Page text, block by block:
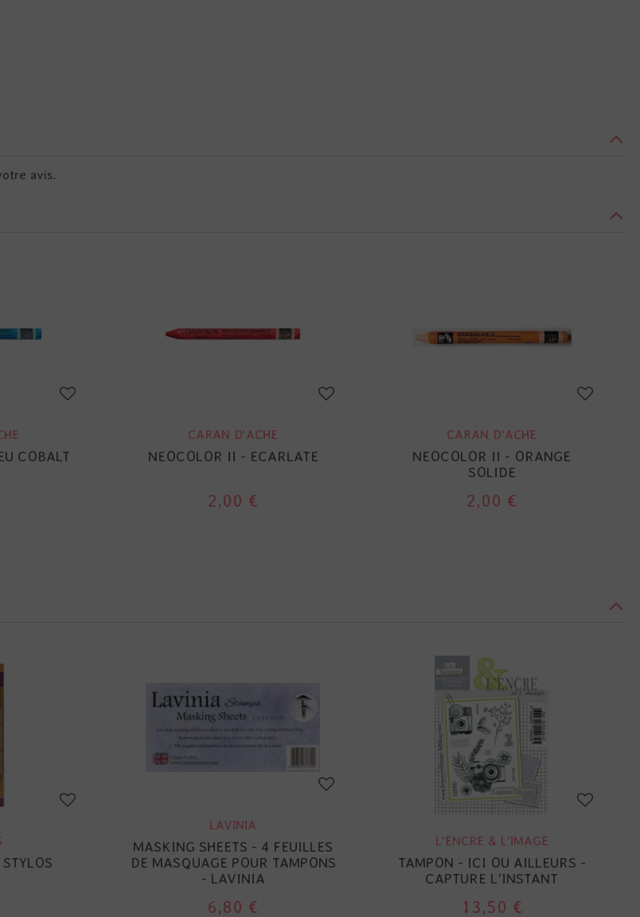
avis.
COBALT
CARAN D'ACHE
NEOCOLOR II - ECARLATE
2,00 €
CARAN D'ACHE
NEOCOLOR II - ORANGE
SOLIDE
2,00 €
LAVINIA
MASKING SHEETS - 4 FEUILLES
DE MASQUAGE POUR TAMPONS
- LAVINIA
6,80 €
L'ENCRE & L'IMAGE
TAMPON - ICI OU AILLEURS -
CAPTURE L'INSTANT
13,50 €